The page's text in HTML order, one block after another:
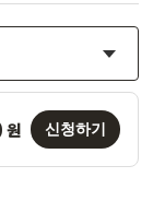
원 신청하기